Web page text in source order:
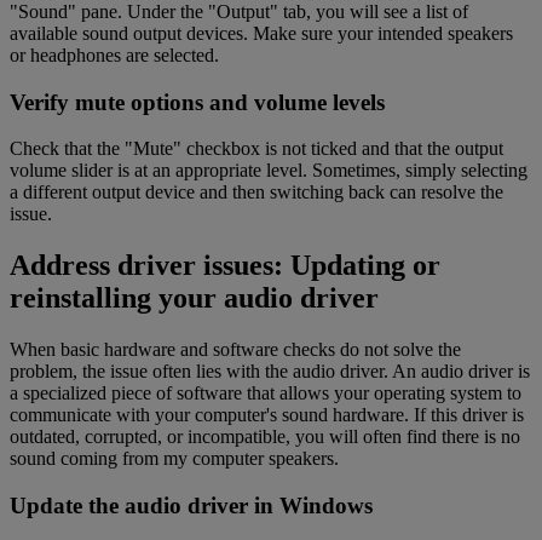
"Sound" pane. Under the "Output" tab, you will see a list of
available sound output devices. Make sure your intended speakers
or headphones are selected.
Verify mute options and volume levels
Check that the "Mute" checkbox is not ticked and that the output
volume slider is at an appropriate level. Sometimes, simply selecting
a different output device and then switching back can resolve the
issue.
Address driver issues: Updating or
reinstalling your audio driver
When basic hardware and software checks do not solve the
problem, the issue often lies with the audio driver. An audio driver is
a specialized piece of software that allows your operating system to
communicate with your computer's sound hardware. If this driver is
outdated, corrupted, or incompatible, you will often find there is no
sound coming from my computer speakers.
Update the audio driver in Windows